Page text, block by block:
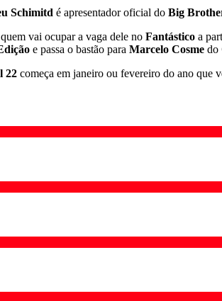
Schimitd é apresentador oficial do Big
vai ocupar a vaga dele no Fantástico a
e passa o bastão para Marcelo Cosme do
22 começa em janeiro ou fevereiro do ano que